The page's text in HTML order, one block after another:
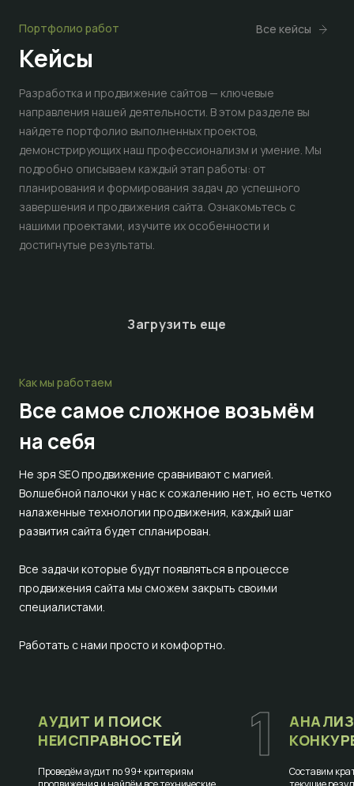
Портфолио работ
Кейсы
Все кейсы
Разработка и продвижение сайтов — ключевые
направления нашей деятельности. В этом разделе вы
найдете портфолио выполненных проектов,
демонстрирующих наш профессионализм и умение. Мы
подробно описываем каждый этап работы: от
планирования и формирования задач до успешного
завершения и продвижения сайта. Ознакомьтесь с
нашими проектами, изучите их особенности и
достигнутые результаты.
Загрузить еще
Как мы работаем
Все самое сложное возьмём
на себя
Не зря SEO продвижение сравнивают с магией.
Волшебной палочки у нас к сожалению нет, но есть четко
налаженные технологии продвижения, каждый шаг
развития сайта будет спланирован.
Все задачи которые будут появляться в процессе
продвижения сайта мы сможем закрыть своими
специалистами.
Работать с нами просто и комфортно.
1
АУДИТ И ПОИСК
НЕИСПРАВНОСТЕЙ
Проведём аудит по 99+ критериям
Составим